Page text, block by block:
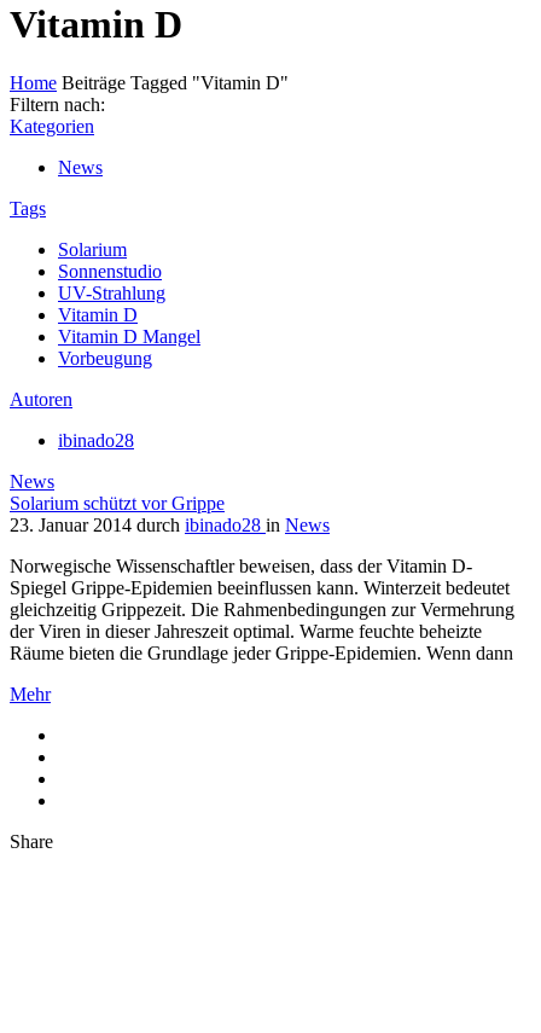
Vitamin D
Home Beiträge Tagged "Vitamin D"
Filtern nach:
Kategorien
News
Tags
Solarium
Sonnenstudio
UV-Strahlung
Vitamin D
Vitamin D Mangel
Vorbeugung
Autoren
ibinado28
News
Solarium schützt vor Grippe
23. Januar 2014 durch ibinado28 in News
Norwegische Wissenschaftler beweisen, dass der Vitamin D-
Spiegel Grippe-Epidemien beeinflussen kann. Winterzeit bedeutet
gleichzeitig Grippezeit. Die Rahmenbedingungen zur Vermehrung
der Viren in dieser Jahreszeit optimal. Warme feuchte beheizte
Räume bieten die Grundlage jeder Grippe-Epidemien. Wenn dann
Mehr
Share